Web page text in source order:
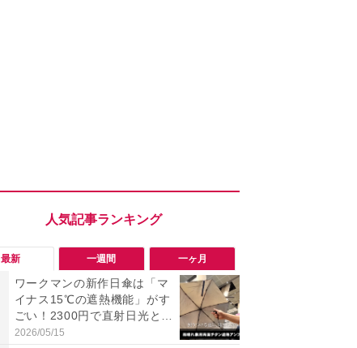
最新 一週間 一ヶ月
ワークマンの新作日傘は「マ
イナス15℃の遮熱機能」がす
ごい！2300円で直射日光と路
面熱をダブルでガード
2026/05/15